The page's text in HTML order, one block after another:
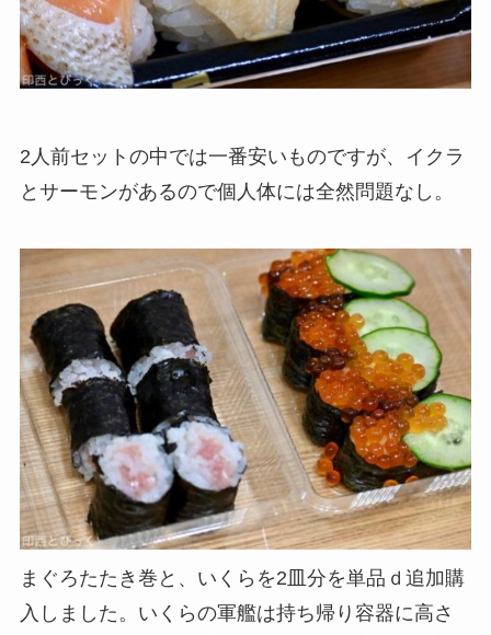
2人前セットの中では一番安いものですが、イクラ
とサーモンがあるので個人体には全然問題なし。
まぐろたたき巻と、いくらを2皿分を単品ｄ追加購
入しました。いくらの軍艦は持ち帰り容器に高さ